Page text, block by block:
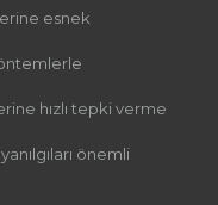
esnek
hızlı tepki verme
önemli